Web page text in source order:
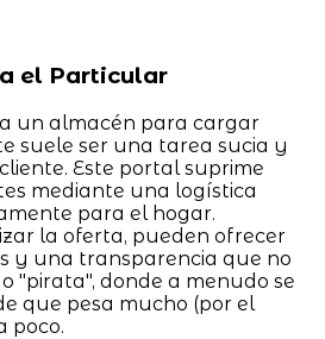
el Particular
un almacén para cargar
suele ser una tarea sucia y
Este portal suprime
mediante una logística
para el hogar.
la oferta, pueden ofrecer
y una transparencia que no
"pirata", donde a menudo se
que pesa mucho (por el
poco.